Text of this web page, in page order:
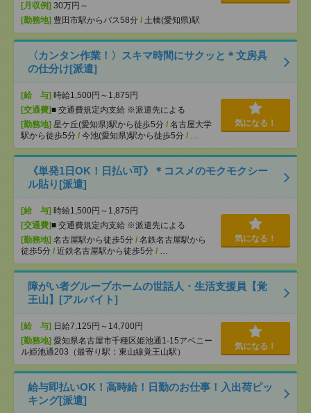
[月収例] 30万円～
[勤務地] 豊田市駅からバス58分 / 土橋(愛知県)駅
〈カンタン作業！〉スキマ時間にサクッと＊文房具
の仕分け[派遣]
[給 与] 時給1,500円～1,875円
[交通費]■ 交通費規定内支給 ※派遣先による
[勤務地] 星ケ丘(愛知県)駅から徒歩5分 / 名古屋大学
駅から徒歩5分 / 今池(愛知県)駅から徒歩5分 / …
気になる！
《単発1日OK！日払い可》＊コスメのモクモクシー
ル貼り[派遣]
[給 与] 時給1,500円～1,875円
[交通費]■ 交通費規定内支給 ※派遣先による
[勤務地] 名古屋駅から徒歩5分 / 名鉄名古屋駅から
徒歩5分 / 近鉄名古屋駅から徒歩5分 / …
気になる！
障がい者グループホームの世話人・生活支援員【覚
王山】[アルバイト]
[給 与] 日給7,125円～14,700円
[勤務地] 愛知県名古屋市千種区姫池通1-15アベニー
ル姫池通203（最寄り駅：東山線覚王山駅）
気になる！
給与即払いOK！高時給！日勤のお仕事！入出荷ピッ
キング[派遣]